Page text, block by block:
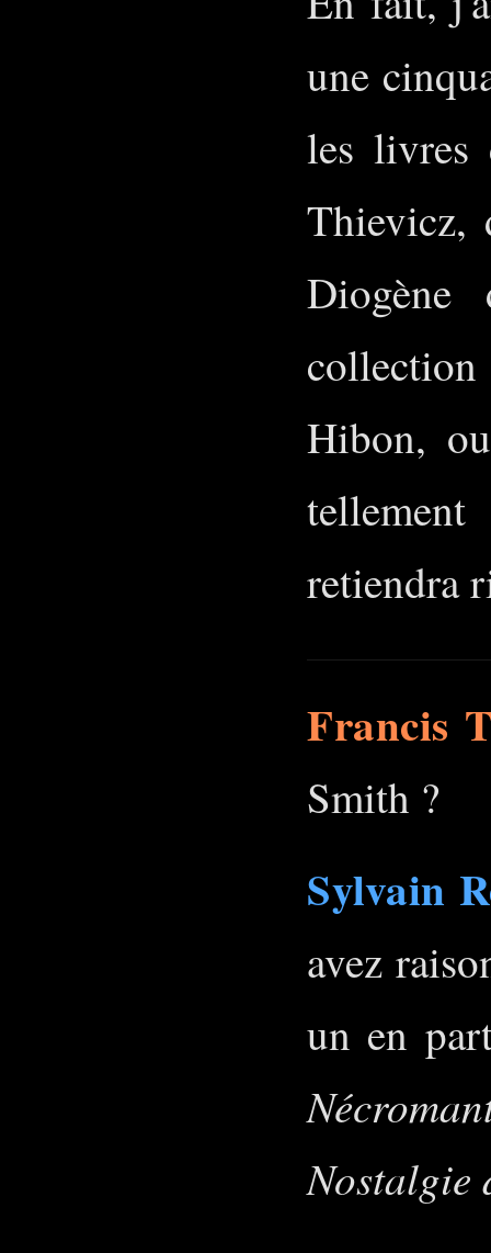
une
les livres
Thievicz,
Hibon,
retiendra
Francis
Smith ?
Sylvain
avez
un en
Nostalgie